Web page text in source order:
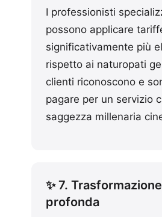
I professionisti
possono applicare
significativamente più
rispetto ai naturopati
clienti riconoscono e
pagare per un servizio
saggezza millenaria
✨ 7.
profonda